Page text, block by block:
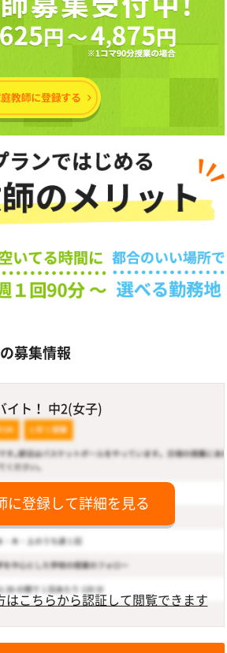
募集情報
イト！ 中2(女子)
に登録して詳細を見る
はこちらから認証して閲覧できます